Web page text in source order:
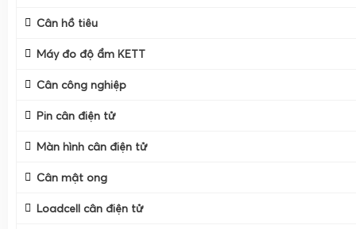
Cân hồ tiêu
Máy đo độ ẩm KETT
Cân công nghiệp
Pin cân điện tử
Màn hình cân điện tử
Cân mật ong
Loadcell cân điện tử
nâng cao trải nghiệm khách hàng.